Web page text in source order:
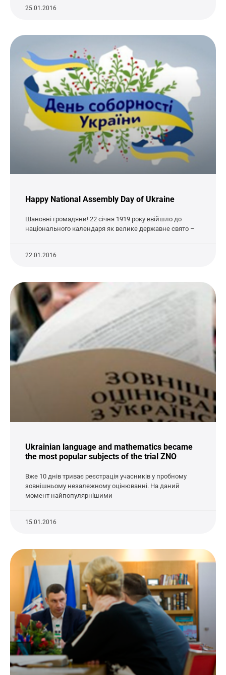
25.01.2016
Happy National Assembly Day of Ukraine
Шановні громадяни! 22 січня 1919 року ввійшло до
національного календаря як велике державне свято –
22.01.2016
Ukrainian language and mathematics became
the most popular subjects of the trial ZNO
Вже 10 днів триває реєстрація учасників у пробному
зовнішньому незалежному оцінюванні. На даний
момент найпопулярнішими
15.01.2016